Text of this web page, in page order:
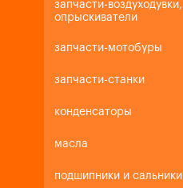
запчасти-воздуходувки,
опрыскиватели
запчасти-мотобуры
запчасти-станки
конденсаторы
масла
подшипники и сальники